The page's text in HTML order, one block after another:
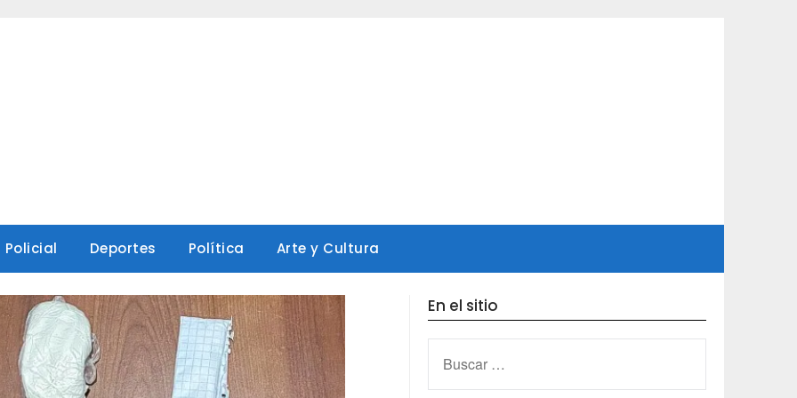
Policial Deportes Política Arte y Cultura
En el sitio